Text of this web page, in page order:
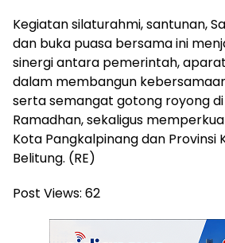
Kegiatan silaturahmi, santunan,
dan buka puasa bersama ini
sinergi antara pemerintah,
dalam membangun
serta semangat gotong royong
Ramadhan, sekaligus
Kota Pangkalpinang dan Provinsi
Belitung. (RE)
Post Views: 62